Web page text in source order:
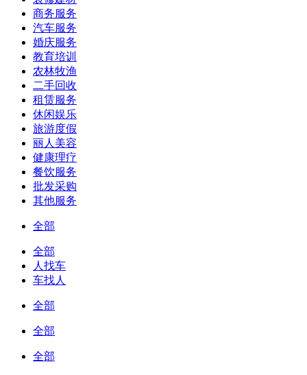
商务服务
汽车服务
婚庆服务
教育培训
农林牧渔
二手回收
租赁服务
休闲娱乐
旅游度假
丽人美容
健康理疗
餐饮服务
批发采购
其他服务
全部
全部
人找车
车找人
全部
全部
全部